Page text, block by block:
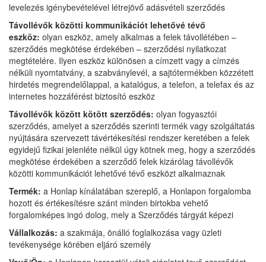
levelezés igénybevételével létrejövő adásvételi szerződés
Távollévők közötti kommunikációt lehetővé tévő
eszköz: olyan eszköz, amely alkalmas a felek távollétében –
szerződés megkötése érdekében – szerződési nyilatkozat
megtételére. Ilyen eszköz különösen a címzett vagy a címzés
nélküli nyomtatvány, a szabványlevél, a sajtótermékben közzétett
hirdetés megrendelőlappal, a katalógus, a telefon, a telefax és az
internetes hozzáférést biztosító eszköz
Távollévők között kötött szerződés: olyan fogyasztói
szerződés, amelyet a szerződés szerinti termék vagy szolgáltatás
nyújtására szervezett távértékesítési rendszer keretében a felek
egyidejű fizikai jelenléte nélkül úgy kötnek meg, hogy a szerződés
megkötése érdekében a szerződő felek kizárólag távollévők
közötti kommunikációt lehetővé tévő eszközt alkalmaznak
Termék: a Honlap kínálatában szereplő, a Honlapon forgalomba
hozott és értékesítésre szánt minden birtokba vehető
forgalomképes ingó dolog, mely a Szerződés tárgyát képezi
Vállalkozás: a szakmája, önálló foglalkozása vagy üzleti
tevékenysége körében eljáró személy